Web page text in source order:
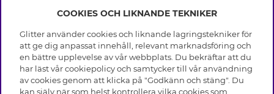
INFO
Leverans
Villkor
Integritetspolicy
Cookies
OM GLITTER
Black Friday
Våra butiker
HJÄLP
COOKIES OCH LIKNANDE TEKNIKER
Glitter använder cookies och liknande lagringstekniker för
att ge dig anpassat innehåll, relevant marknadsföring och
en bättre upplevelse av vår webbplats. Du bekräftar att du
har läst vår cookiepolicy och samtycker till vår användning
av cookies genom att klicka på "Godkänn och stäng". Du
kan själv när som helst kontrollera vilka cookies som